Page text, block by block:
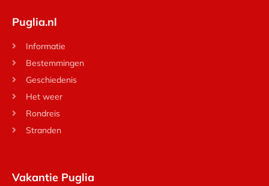
Puglia.nl
Informatie
Bestemmingen
Geschiedenis
Het weer
Rondreis
Stranden
Vakantie Puglia